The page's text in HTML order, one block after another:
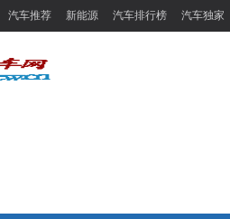
汽车推荐 新能源 汽车排行榜 汽车独家